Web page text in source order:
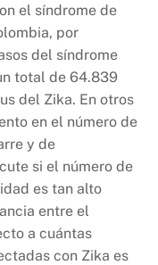
el síndrome de
por
del síndrome
total de 64.839
del Zika. En otros
en el número de
y de
si el número de
es tan alto
entre el
a cuántas
con Zika es